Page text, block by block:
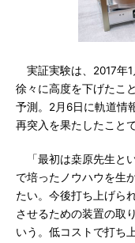
実証実験は、2017年1
徐々に高度を下げたこ
予測。2月6日に軌道情
再突入を果たしたこと
「最初は桒原先生と
で培ったノウハウを生
たい。今後打ち上げら
させるための装置の取
いう。低コストで打ち